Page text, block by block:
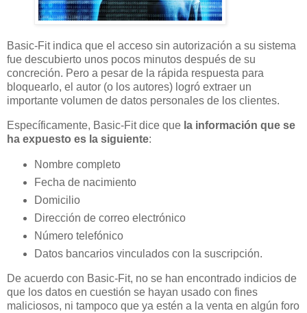
Basic-Fit indica que el acceso sin autorización a su sistema
fue descubierto unos pocos minutos después de su
concreción. Pero a pesar de la rápida respuesta para
bloquearlo, el autor (o los autores) logró extraer un
importante volumen de datos personales de los clientes.
Específicamente, Basic-Fit dice que la información que se
ha expuesto es la siguiente:
Nombre completo
Fecha de nacimiento
Domicilio
Dirección de correo electrónico
Número telefónico
Datos bancarios vinculados con la suscripción.
De acuerdo con Basic-Fit, no se han encontrado indicios de
que los datos en cuestión se hayan usado con fines
maliciosos, ni tampoco que ya estén a la venta en algún foro